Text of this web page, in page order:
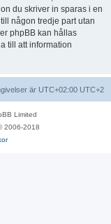
du skriver in sparas i en
någon tredje part utan
phpBB kan hållas
till att information
är UTC+02:00 UTC+2
Limited
2006-2018